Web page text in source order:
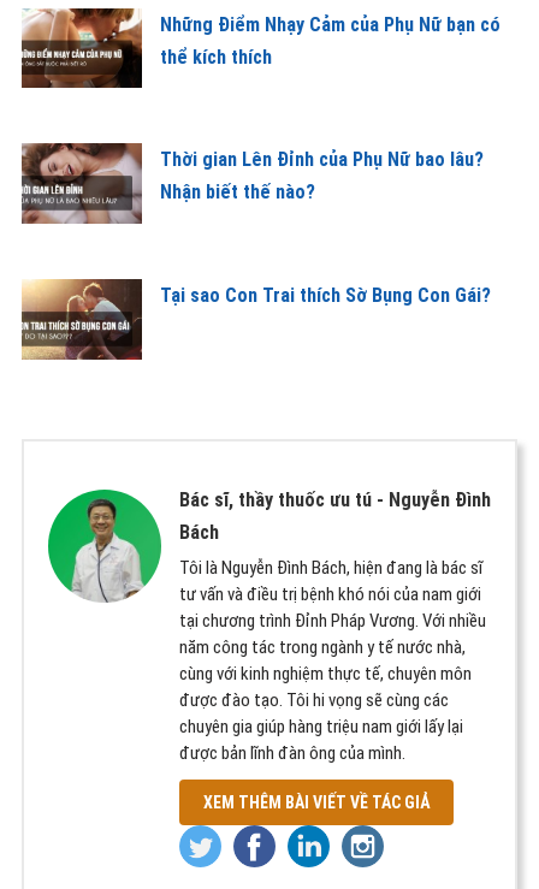
Những Điểm Nhạy Cảm của Phụ Nữ bạn có
thể kích thích
Thời gian Lên Đỉnh của Phụ Nữ bao lâu?
Nhận biết thế nào?
Tại sao Con Trai thích Sờ Bụng Con Gái?
Bác sĩ, thầy thuốc ưu tú - Nguyễn Đình
Bách
Tôi là Nguyễn Đình Bách, hiện đang là bác sĩ
tư vấn và điều trị bệnh khó nói của nam giới
tại chương trình Đỉnh Pháp Vương. Với nhiều
năm công tác trong ngành y tế nước nhà,
cùng với kinh nghiệm thực tế, chuyên môn
được đào tạo. Tôi hi vọng sẽ cùng các
chuyên gia giúp hàng triệu nam giới lấy lại
được bản lĩnh đàn ông của mình.
XEM THÊM BÀI VIẾT VỀ TÁC GIẢ